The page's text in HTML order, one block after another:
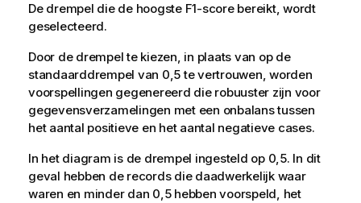
De drempel die de hoogste F1-score bereikt, wordt
geselecteerd.
Door de drempel te kiezen, in plaats van op de
standaarddrempel van 0,5 te vertrouwen, worden
voorspellingen gegenereerd die robuuster zijn voor
gegevensverzamelingen met een onbalans tussen
het aantal positieve en het aantal negatieve cases.
In het diagram is de drempel ingesteld op 0,5. In dit
geval hebben de records die daadwerkelijk waar
waren en minder dan 0,5 hebben voorspeld, het